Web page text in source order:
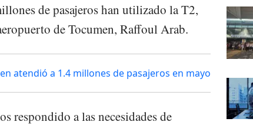
de pasajeros han utilizado la T2,
de Tocumen, Raffoul Arab.
atendió a 1.4 millones de pasajeros en mayo
respondido a las necesidades de